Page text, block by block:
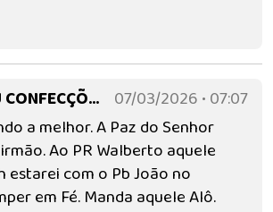
MAX DA LULU CONFECÇÕES 07/03/2026 • 07:07
a melhor. A Paz do Senhor
Ao PR Walberto aquele
estarei com o Pb João no
em Fé. Manda aquele Alô.